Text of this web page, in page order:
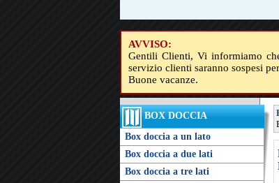
AVVISO:
Gentili Clienti, Vi informiamo
servizio clienti saranno sospesi
Buone vacanze.
BOX DOCCIA
Box doccia a un lato
Box doccia a due lati
Box doccia a tre lati